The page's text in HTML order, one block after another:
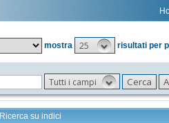
mostra
25 risultati per
Tutti i campi
Ricerca su indici